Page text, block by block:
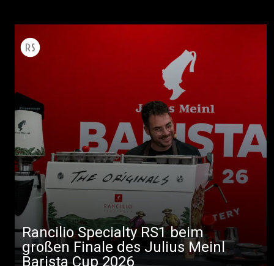
Rancilio Specialty RS1 beim
großen Finale des Julius Meinl
Barista Cup 2026